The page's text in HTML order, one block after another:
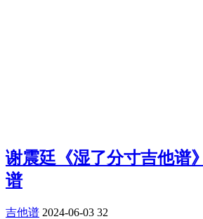
谢震廷《湿了分寸吉他谱
谱
吉他谱 2024-06-03 32